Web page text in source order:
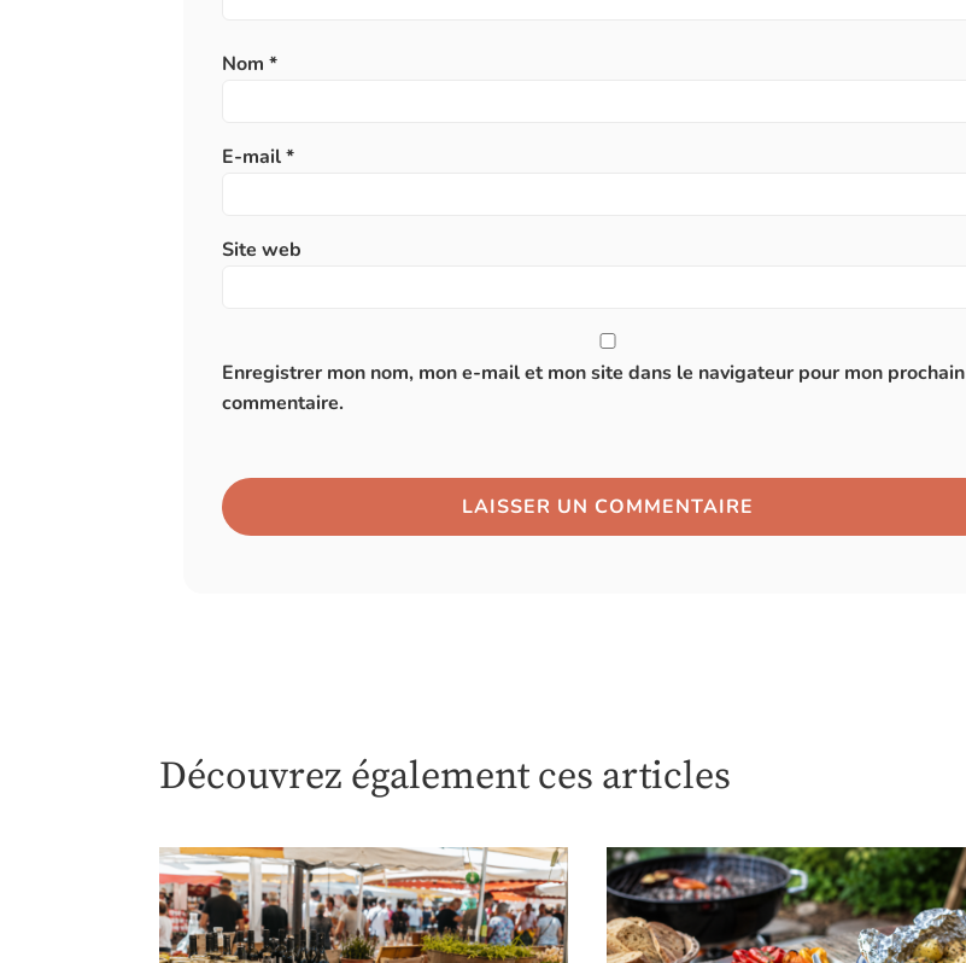
Nom *
E-mail*
Site web
Enregistrer mon nom, mon e-mail et mon site dans le navigateur pour mon prochain
commentaire.
Découvrez également ces articles